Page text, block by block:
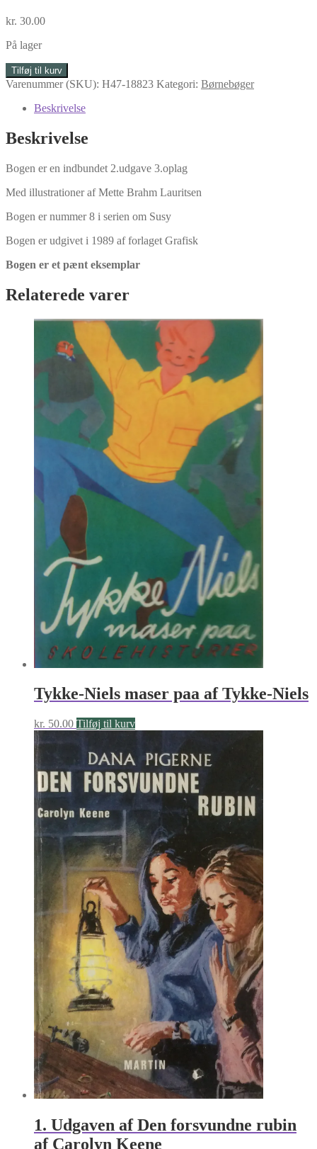
kr. 30.00
På lager
Susy
ta'r
Stevns
antal
Tilføj til kurv
Varenummer (SKU): H47-18823 Kategori: Børnebøger
Beskrivelse
Beskrivelse
Bogen er en indbundet 2.udgave 3.oplag
Med illustrationer af Mette Brahm Lauritsen
Bogen er nummer 8 i serien om Susy
Bogen er udgivet i 1989 af forlaget Grafisk
Bogen er et pænt eksemplar
Relaterede varer
Tykke-Niels maser paa af Tykke-Niels
kr. 50.00 Tilføj til kurv
1. Udgaven af Den forsvundne rubin
af Carolyn Keene